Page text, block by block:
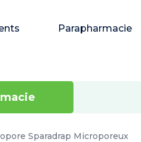
Parapharmacie
Sparadrap Microporeux